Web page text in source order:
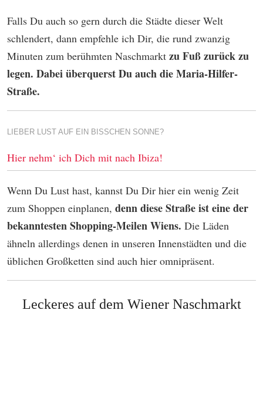
Falls Du auch so gern durch die Städte dieser Welt
schlendert, dann empfehle ich Dir, die rund zwanzig
Minuten zum berühmten Naschmarkt zu Fuß zurück zu
legen. Dabei überquerst Du auch die Maria-Hilfer-
Straße.
LIEBER LUST AUF EIN BISSCHEN SONNE?
Hier nehm‘ ich Dich mit nach Ibiza!
Wenn Du Lust hast, kannst Du Dir hier ein wenig Zeit
zum Shoppen einplanen, denn diese Straße ist eine der
bekanntesten Shopping-Meilen Wiens. Die Läden
ähneln allerdings denen in unseren Innenstädten und die
üblichen Großketten sind auch hier omnipräsent.
Leckeres auf dem Wiener Naschmarkt